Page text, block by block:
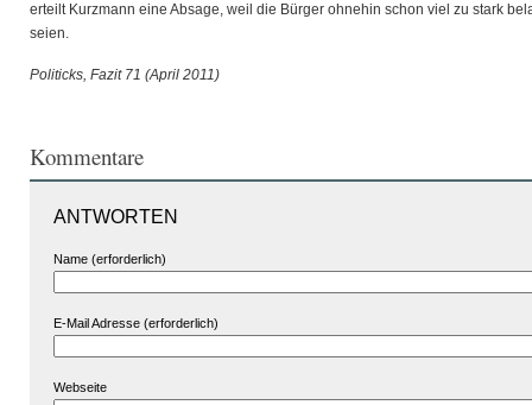
erteilt Kurzmann eine Absage, weil die Bürger ohnehin schon viel zu stark
seien.
Politicks, Fazit 71 (April 2011)
Kommentare
ANTWORTEN
Name (erforderlich)
E-Mail Adresse (erforderlich)
Webseite